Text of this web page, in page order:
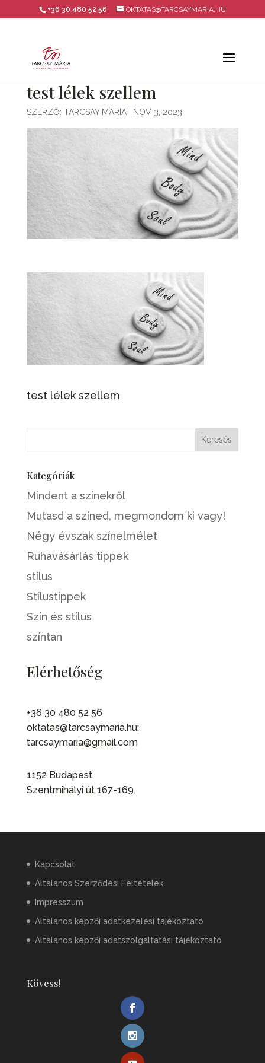
+36 30 480 52 56 OKTATAS@TARCSAYMARIA.HU
test lélek szellem
SZERZŐ: TARCSAY MÁRIA| NOV 3, 2023
test lélek szellem
Kategóriák
Mindent a színekről
Mutasd a színed, megmondom ki vagy!
Négy évszak színelmélet
Ruhavásárlás tippek
stílus
Stílustippek
Szín és stílus
színtan
Elérhetőség
+36 30 480 52 56
oktatas@tarcsaymaria.hu;
tarcsaymaria@gmail.com
1152 Budapest,
Szentmihályi út 167-169.
Kapcsolat
Általános Szerződési Feltételek
Impresszum
Általános képzői adatkezelési tájékoztató
Általános képzői adatszolgáltatási tájékoztató
Kövess!